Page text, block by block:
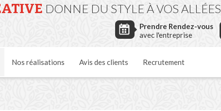
DONNE DU STYLE À VOS ALLÉES
Prendre Rendez-vous
avec l'entreprise
Nos réalisations Avis des clients Recrutement